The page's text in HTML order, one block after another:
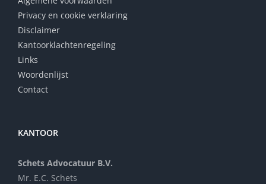
Privacy en cookie verklaring
Disclaimer
Kantoorklachtenregeling
Links
Woordenlijst
Contact
KANTOOR
Schets Advocatuur B.V.
Mr. E.C. Schets